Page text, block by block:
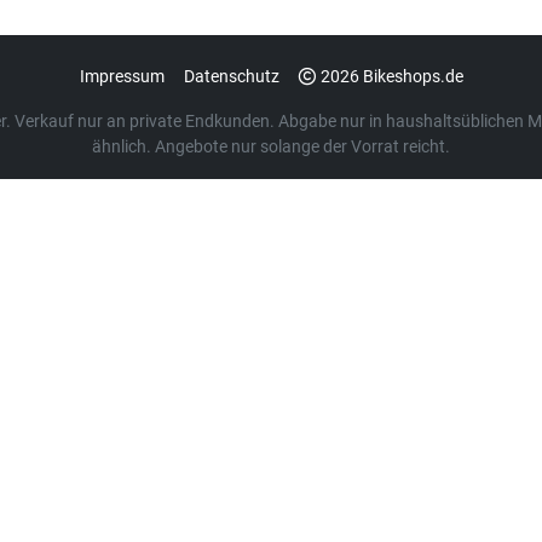
Impressum Datenschutz 2026 Bikeshops.de
Verkauf nur an private Endkunden. Abgabe nur in haushaltsüblichen
ähnlich. Angebote nur solange der Vorrat reicht.